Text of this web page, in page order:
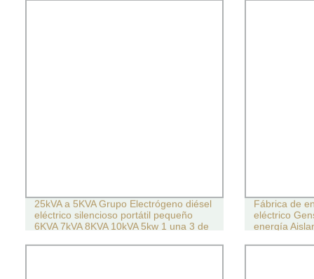
25kVA a 5KVA Grupo Electrógeno diésel
eléctrico silencioso portátil pequeño
6KVA 7kVA 8KVA 10kVA 5kw 1 una 3 de
Fábrica de
eléctrico
energía
Open Diesel